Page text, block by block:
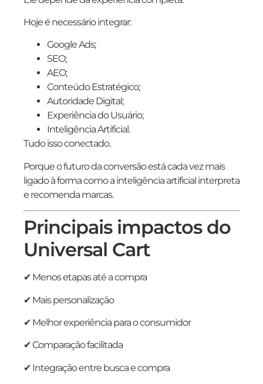
Hoje é necessário integrar:
Google Ads;
SEO;
AEO;
Conteúdo Estratégico;
Autoridade Digital;
Experiência do Usuário;
Inteligência Artificial.
Tudo isso conectado.
Porque o futuro da conversão está cada vez mais
ligado à forma como a inteligência artificial interpreta
e recomenda marcas.
Principais impactos do
Universal Cart
✔ Menos etapas até a compra
✔ Mais personalização
✔ Melhor experiência para o consumidor
✔ Comparação facilitada
✔ Integração entre busca e compra